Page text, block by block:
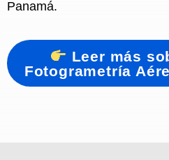
Panamá.
Leer más
Fotogrametría